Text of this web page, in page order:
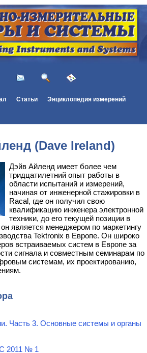
Статьи Энциклопедия измерений
(Dave Ireland)
Дэйв Айленд имеет более чем
тридцатилетний опыт работы в
области испытаний и измерений,
начиная от инженерной стажировки в
Racal, где он получил свою
квалификацию инженера электронной
техники, до его текущей позиции в
является менеджером по маркетингу
Tektronix в Европе. Он широко
встраиваемых систем в Европе за
сигнала и совместным семинарам по
системам, их проектированию,
Часть 3. Основные системы и органы
2011 № 1